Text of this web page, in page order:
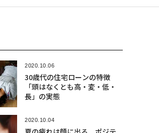
2020.10.06
30歳代の住宅ローンの特徴
「頭はなくとも高・変・低・
長」の実態
2020.10.04